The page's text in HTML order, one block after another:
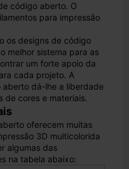
código aberto. O
para impressão
os designs de código
melhor sistema para as
um forte apoio da
cada projeto. A
dá-lhe a liberdade
de cores e materiais.
oferecem muitas
3D multicolorida
algumas das
na tabela abaixo: